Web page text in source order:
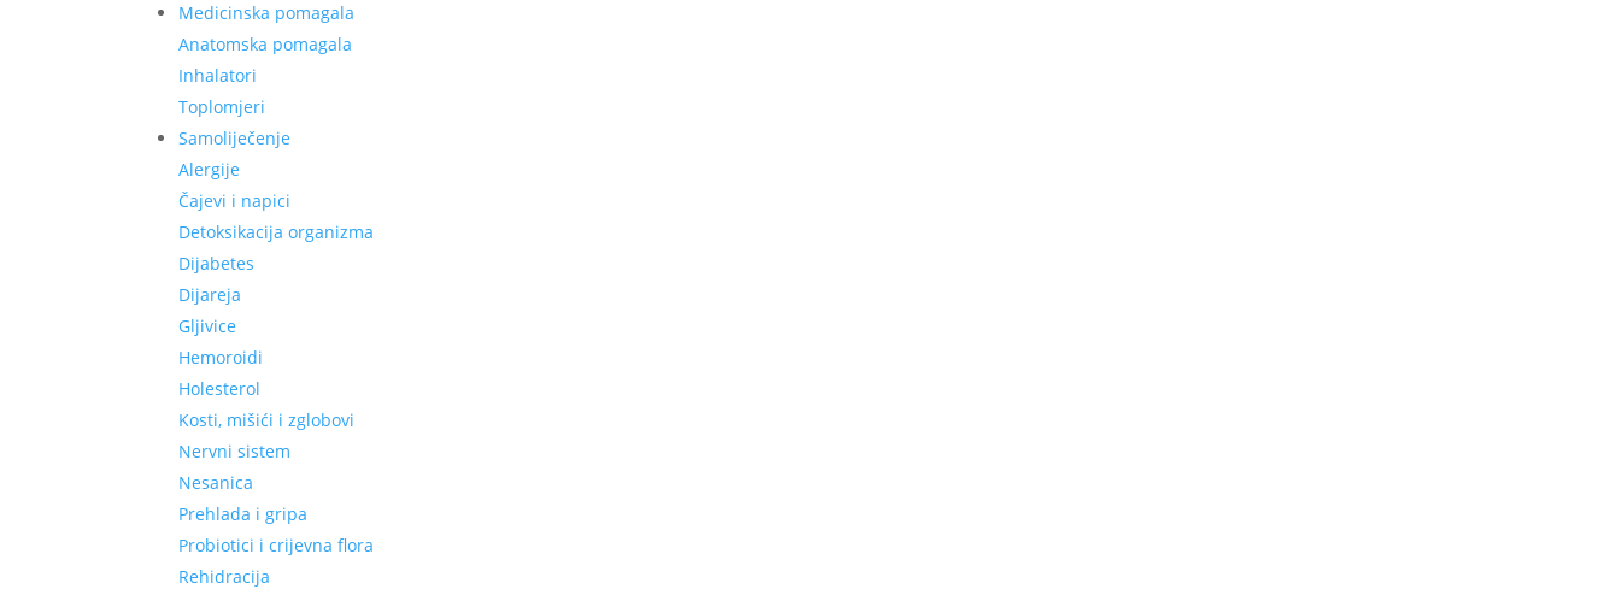
Medicinska pomagala
Anatomska pomagala
Inhalatori
Toplomjeri
Samoliječenje
Alergije
Čajevi i napici
Detoksikacija organizma
Dijabetes
Dijareja
Gljivice
Hemoroidi
Holesterol
Kosti, mišići i zglobovi
Nervni sistem
Nesanica
Prehlada i gripa
Probiotici i crijevna flora
Rehidracija